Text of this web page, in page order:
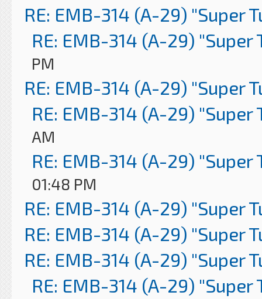
RE: EMB-314 (A-29) "Super
RE: EMB-314 (A-29) "Super
PM
RE: EMB-314 (A-29) "Super
RE: EMB-314 (A-29) "Super
AM
RE: EMB-314 (A-29) "Super
01:48 PM
RE: EMB-314 (A-29) "Super
RE: EMB-314 (A-29) "Super
RE: EMB-314 (A-29) "Super
RE: EMB-314 (A-29) "Super